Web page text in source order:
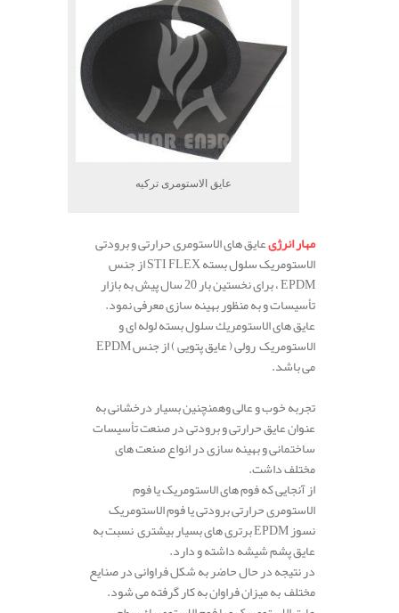
عایق الاستومری ترکیه
مهار انرژیعایق های الاستومری حرارتی و برودتی
الاستومریک سلول بسته STI FLEX از جنس
EPDM ، برای نخستین بار 20 سال پیش به بازار
تأسیسات و به منظور بهینه سازی معرفی نمود.
عایق های الاستومريك سلول بسته لوله ای و
الاستومریک رولی ( عایق پتویی ) از جنس EPDM
می باشد.
تجربه خوب و عالی وهمنچنین بسیار درخشانی به
عنوان عایق حرارتی و برودتی در صنعت تأسیسات
ساختمانی و بهینه سازی در انواع صنعت های
مختلف داشت.
از آنجایی که فوم های الاستومریک یا فوم
الاستومری حرارتی برودتی یا فوم الاستومریک
نسوز EPDM برتری های بسیار بیشتری نسبت به
عایق پشم شیشه داشته و دارد.
در نتیجه در حال حاضر به شکل فراوانی در صنایع
مختلف به میزان فراوان به کار گرفته می شود.